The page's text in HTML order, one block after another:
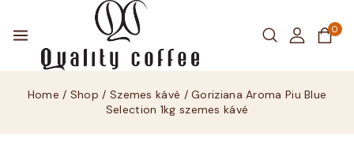
0
Home / Shop / Szemes kávé / Goriziana Aroma Piu Blue
Selection 1kg szemes kávé